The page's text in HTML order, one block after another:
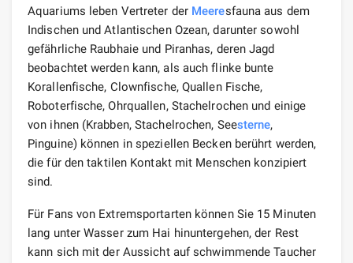
Aquariums leben Vertreter der Meeresfauna aus dem
Indischen und Atlantischen Ozean, darunter sowohl
gefährliche Raubhaie und Piranhas, deren Jagd
beobachtet werden kann, als auch flinke bunte
Korallenfische, Clownfische, Quallen Fische,
Roboterfische, Ohrquallen, Stachelrochen und einige
von ihnen (Krabben, Stachelrochen, Seesterne,
Pinguine) können in speziellen Becken berührt werden,
die für den taktilen Kontakt mit Menschen konzipiert
sind.
Für Fans von Extremsportarten können Sie 15 Minuten
lang unter Wasser zum Hai hinuntergehen, der Rest
kann sich mit der Aussicht auf schwimmende Taucher